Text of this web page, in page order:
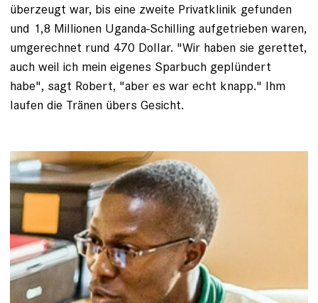
überzeugt war, bis eine zweite Privatklinik gefunden
und 1,8 ­Millionen Uganda-Schilling aufgetrieben waren,
umgerechnet rund 470 Dollar. "Wir haben sie gerettet,
auch weil ich mein eigenes Sparbuch geplündert
habe", sagt Robert, "aber es war echt knapp." Ihm
laufen die ­Tränen übers Gesicht.